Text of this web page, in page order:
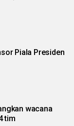
Piala Presiden
wacana
tim